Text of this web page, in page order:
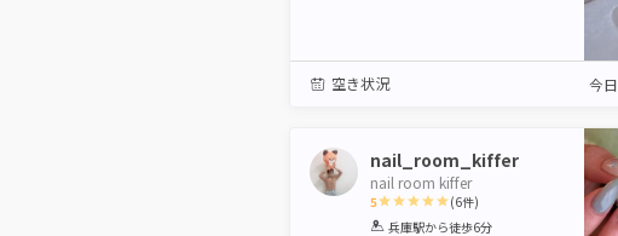
空き状況 今日
nail_room_kiffer
nail room kiffer
5
1 2 3 4 5
(6件)
兵庫駅から徒歩6分